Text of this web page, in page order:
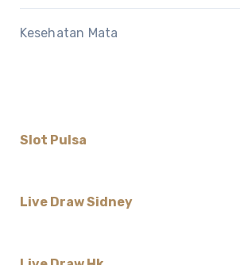
Kesehatan Mata
Slot Pulsa
Live Draw Sidney